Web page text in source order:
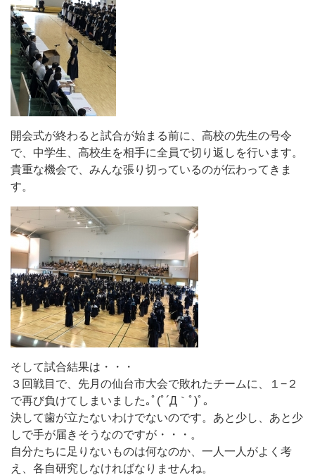
開会式が終わると試合が始まる前に、高校の先生の号令
で、中学生、高校生を相手に全員で切り返しを行います。
貴重な機会で、みんな張り切っているのが伝わってきま
す。
そして試合結果は・・・
３回戦目で、先月の仙台市大会で敗れたチームに、１−２
で再び負けてしまいました｡ﾟ(ﾟ´Д｀ﾟ)ﾟ｡
決して歯が立たないわけでないのです。あと少し、あと少
しで手が届きそうなのですが・・・。
自分たちに足りないものは何なのか、一人一人がよく考
え、各自研究しなければなりませんね。